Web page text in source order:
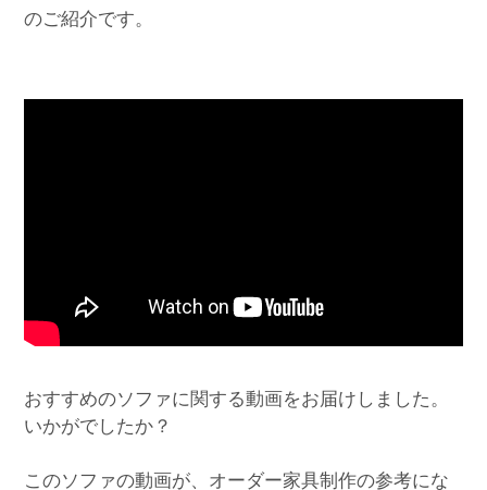
のご紹介です。
おすすめのソファに関する動画をお届けしました。
いかがでしたか？
このソファの動画が、オーダー家具制作の参考にな